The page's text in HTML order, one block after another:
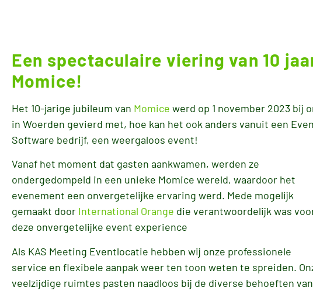
Een spectaculaire viering van 10
Momice!
Het 10-jarige jubileum van Momice werd op 1 november 2023 bij
in Woerden gevierd met, hoe kan het ook anders vanuit een
Software bedrijf, een weergaloos event!
Vanaf het moment dat gasten aankwamen, werden ze
ondergedompeld in een unieke Momice wereld, waardoor het
evenement een onvergetelijke ervaring werd. Mede mogelijk
gemaakt door International Orange die verantwoordelijk was
deze onvergetelijke event experience
Als KAS Meeting Eventlocatie hebben wij onze professionele
service en flexibele aanpak weer ten toon weten te spreiden.
veelzijdige ruimtes pasten naadloos bij de diverse behoeften van